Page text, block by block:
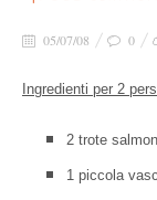
05/07/08 0
Ingredienti per 2
2 trote
1 piccola